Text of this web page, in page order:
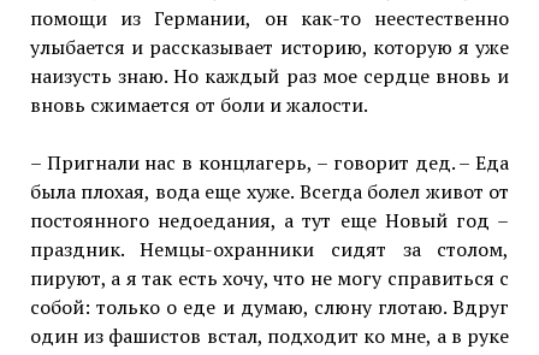
помощи из Германии, он как-то неестественно
улыбается и рассказывает историю, которую я уже
наизусть знаю. Но каждый раз мое сердце вновь и
вновь сжимается от боли и жалости.
– Пригнали нас в концлагерь, – говорит дед. – Еда
была плохая, вода еще хуже. Всегда болел живот от
постоянного недоедания, а тут еще Новый год –
праздник. Немцы-охранники сидят за столом,
пируют, а я так есть хочу, что не могу справиться с
собой: только о еде и думаю, слюну глотаю. Вдруг
один из фашистов встал, подходит ко мне, а в руке